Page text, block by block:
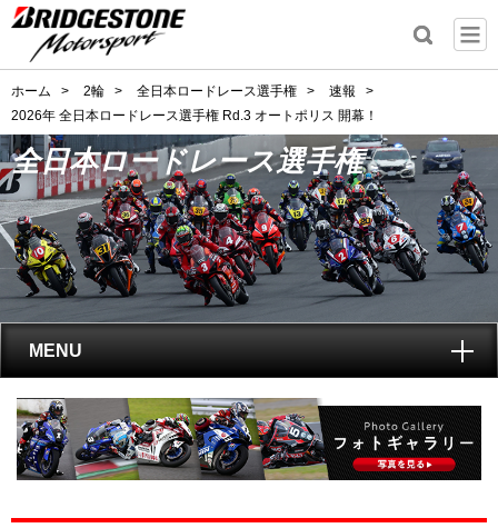
ホーム > 2輪 > 全日本ロードレース選手権 > 速報
>
2026年 全日本ロードレース選手権 Rd.3 オートポリス 開幕！
全日本ロードレース選手権
MENU
トップ
全日本ロードレース選手権とは?
レポート